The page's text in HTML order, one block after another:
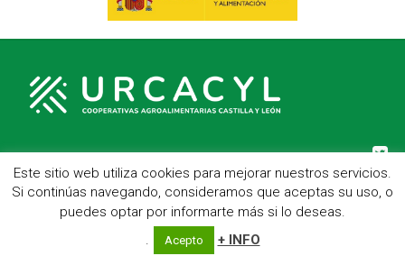
C/ Hípica, 1, entreplanta - 47007 Valladolid
Telf.: 983 23 95 15 - Fax: 983 22 23 56 -Aviso Legal
Este sitio web utiliza cookies para mejorar nuestros servicios.
Si continúas navegando, consideramos que aceptas su uso, o
puedes optar por informarte más si lo deseas.
.
Acepto + INFO